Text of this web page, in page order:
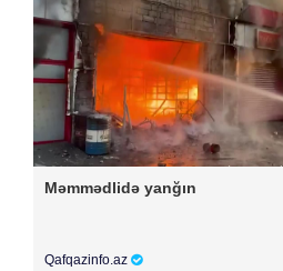
Məmmədlidə yanğın
Qafqazinfo.az